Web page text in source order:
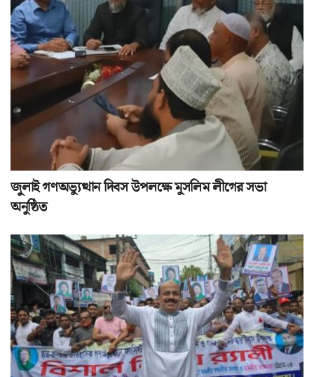
জুলাই গণঅভ্যুত্থান দিবস উপলক্ষে মুসলিম লীগের সভা
অনুষ্ঠিত